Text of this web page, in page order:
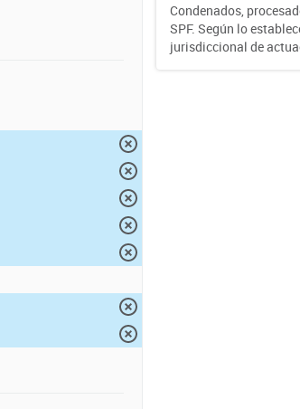
Condenados,
SPF. Según lo
jurisdiccional de